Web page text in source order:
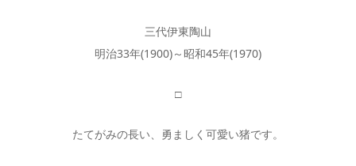
三代伊東陶山
明治33年(1900)～昭和45年(1970)
□
たてがみの長い、勇ましく可愛い猪です。